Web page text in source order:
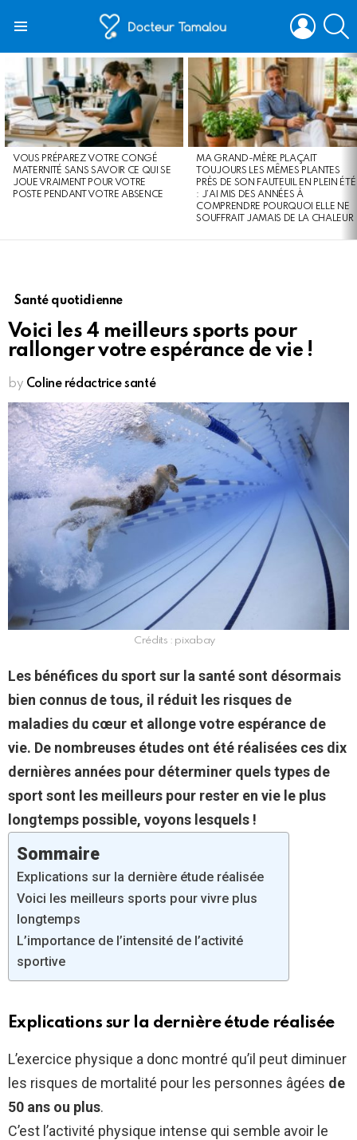
LOGIN
STORIES
VOUS PRÉPAREZ VOTRE CONGÉ
MATERNITÉ SANS SAVOIR CE QUI SE
JOUE VRAIMENT POUR VOTRE
POSTE PENDANT VOTRE ABSENCE
MA GRAND-MÈRE PLAÇAIT
TOUJOURS LES MÊMES PLANTES
PRÈS DE SON FAUTEUIL EN PLEIN ÉTÉ
: J’AI MIS DES ANNÉES À
COMPRENDRE POURQUOI ELLE NE
SOUFFRAIT JAMAIS DE LA CHALEUR
Santé quotidienne
Voici les 4 meilleurs sports pour
rallonger votre espérance de vie !
by Coline rédactrice santé
Crédits : pixabay
Les bénéfices du sport sur la santé sont désormais
bien connus de tous, il réduit les risques de
maladies du cœur et allonge votre espérance de
vie. De nombreuses études ont été réalisées ces dix
dernières années pour déterminer quels types de
sport sont les meilleurs pour rester en vie le plus
longtemps possible, voyons lesquels !
Sommaire
Explications sur la dernière étude réalisée
Voici les meilleurs sports pour vivre plus
longtemps
L’importance de l’intensité de l’activité
sportive
Explications sur la dernière étude réalisée
L’exercice physique a donc montré qu’il peut diminuer
les risques de mortalité pour les personnes âgées de
50 ans ou plus.
C’est l’activité physique intense qui semble avoir le